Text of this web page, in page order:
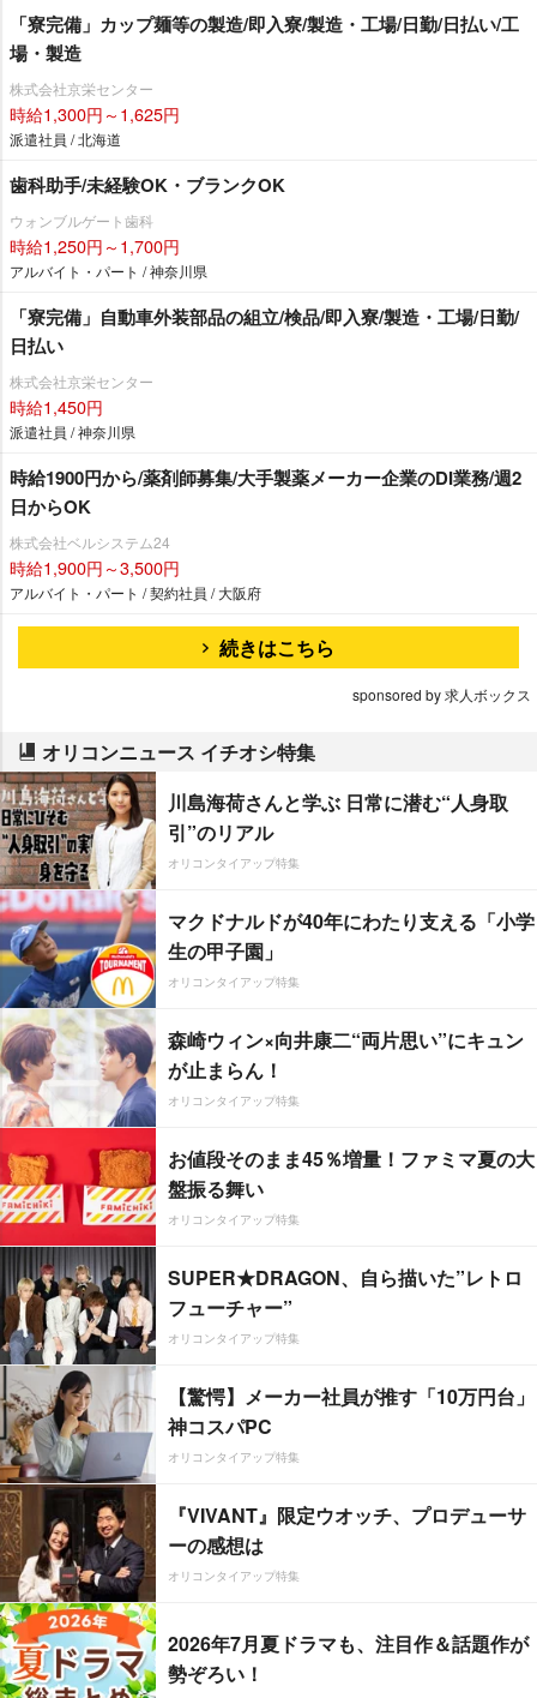
「寮完備」カップ麺等の製造/即入寮/製造・工場/日勤/日払い/工
場・製造
株式会社京栄センター
時給1,300円～1,625円
派遣社員 / 北海道
歯科助手/未経験OK・ブランクOK
ウォンブルゲート歯科
時給1,250円～1,700円
アルバイト・パート / 神奈川県
「寮完備」自動車外装部品の組立/検品/即入寮/製造・工場/日勤/
日払い
株式会社京栄センター
時給1,450円
派遣社員 / 神奈川県
時給1900円から/薬剤師募集/大手製薬メーカー企業のDI業務/週2
日からOK
株式会社ベルシステム24
時給1,900円～3,500円
アルバイト・パート / 契約社員 / 大阪府
続きはこちら
sponsored by 求人ボックス
オリコンニュース イチオシ特集
川島海荷さんと学ぶ 日常に潜む“人身取
引”のリアル
オリコンタイアップ特集
マクドナルドが40年にわたり支える「小学
生の甲子園」
オリコンタイアップ特集
森崎ウィン×向井康二“両片思い”にキュン
が止まらん！
オリコンタイアップ特集
お値段そのまま45％増量！ファミマ夏の大
盤振る舞い
オリコンタイアップ特集
SUPER★DRAGON、自ら描いた”レトロ
フューチャー”
オリコンタイアップ特集
【驚愕】メーカー社員が推す「10万円台」
神コスパPC
オリコンタイアップ特集
『VIVANT』限定ウオッチ、プロデューサ
ーの感想は
オリコンタイアップ特集
2026年7月夏ドラマも、注目作＆話題作が
勢ぞろい！